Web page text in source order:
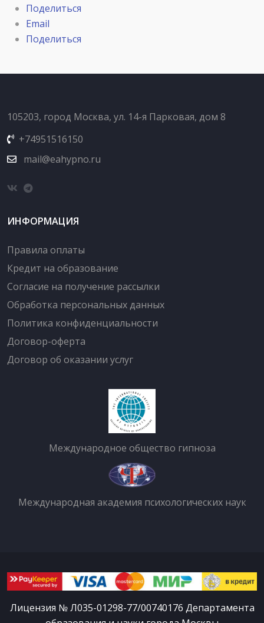
Поделиться
Email
Поделиться
105203, город Москва, ул. 14-я Парковая, дом 8
+74951516150
mail@eahypno.ru
ИНФОРМАЦИЯ
Правила оплаты
Кредит на образование
Согласие на получение рассылки
Обработка персональных данных
Политика конфиденциальности
Договор-оферта
Договор об оказании услуг
Международное общество гипноза
Международная академия психологических наук
Лицензия № Л035-01298-77/00740176 Департамента